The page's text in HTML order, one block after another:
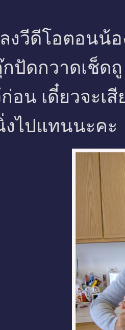
งวีดีโอตอนน้
ปัดกวาดเช็ด
อน เดี๋ยวจะเ
ไปแทนนะคะ